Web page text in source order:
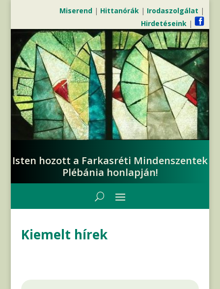
Miserend| Hittanórák| Irodaszolgálat |
Hirdetéseink|
Isten hozott a Farkasréti Mindenszentek
Plébánia honlapján!
Kiemelt hírek